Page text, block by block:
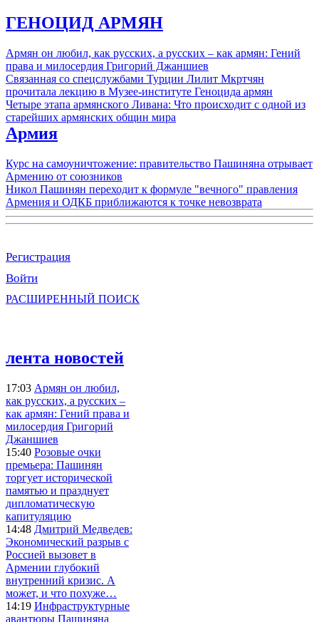
ГЕНОЦИД АРМЯН
Армян он любил, как русских, а русских – как армян: Гений
права и милосердия Григорий Джаншиев
Связанная со спецслужбами Турции Лилит Мкртчян
прочитала лекцию в Музее-институте Геноцида армян
Четыре этапа армянского Ливана: Что происходит с одной из
старейших армянских общин мира
Армия
Курс на самоуничтожение: правительство Пашиняна отрывает
Армению от союзников
Никол Пашинян переходит к формуле "вечного" правления
Армения и ОДКБ приближаются к точке невозврата
Регистрация
Войти
РАСШИРЕННЫЙ ПОИСК
лента новостей
17:03 Армян он любил,
как русских, а русских –
как армян: Гений права и
милосердия Григорий
Джаншиев
15:40 Розовые очки
премьера: Пашинян
торгует исторической
памятью и празднует
дипломатическую
капитуляцию
14:48 Дмитрий Медведев:
Экономический разрыв с
Россией вызовет в
Армении глубокий
внутренний кризис. А
может, и что похуже…
14:19 Инфраструктурные
авантюры Пашиняна